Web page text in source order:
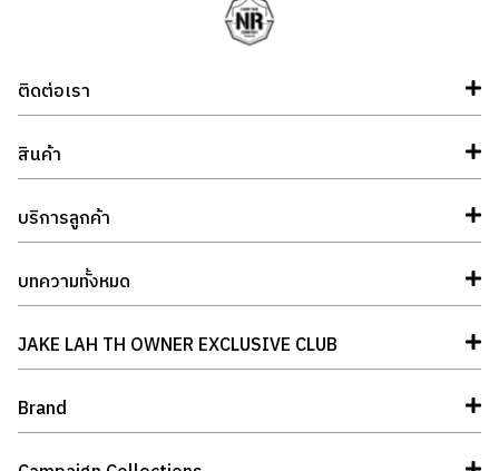
ติดต่อเรา
สินค้า
บริการลูกค้า
บทความทั้งหมด
JAKE LAH TH OWNER EXCLUSIVE CLUB
Brand